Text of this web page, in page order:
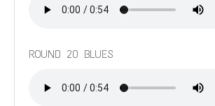
ROUND 20 BLUES